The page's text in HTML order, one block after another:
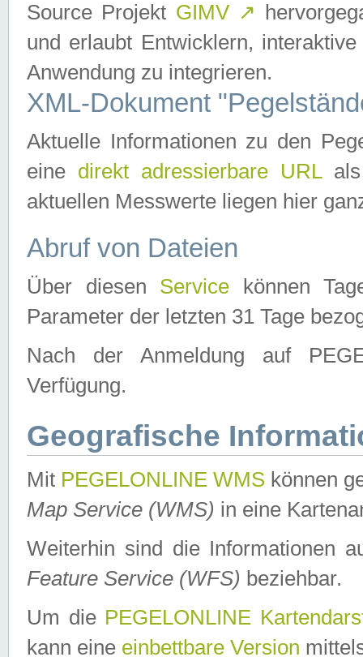
Source Projekt GIMV ↗
und erlaubt Entwicklern,
Anwendung zu integrieren.
XML-Dokument
Aktuelle Informationen zu den
eine direkt adressierbare URLals
aktuellen Messwerte liegen hier
Abruf von Dateien
Über diesen Service können
Parameter der letzten 31 Tage
Nach der Anmeldung auf
Verfügung.
Geografische
Mit PEGELONLINE WMS können
Map Service (WMS) in eine
Weiterhin sind die Informationen
Feature Service (WFS) beziehbar.
Um die PEGELONLINE
kann eine einbettbare Version